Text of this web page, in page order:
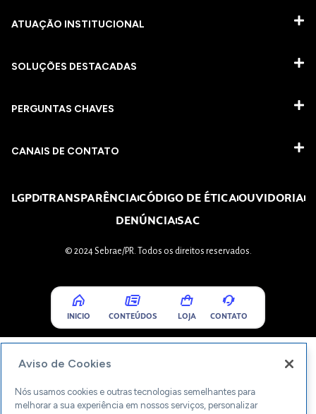
ATUAÇÃO INSTITUCIONAL
SOLUÇÕES DESTACADAS
PERGUNTAS CHAVES​
CANAIS DE CONTATO
LGPDTRANSPARÊNCIACÓDIGO DE ÉTICAOUVIDORIA
DENÚNCIASAC
© 2024 Sebrae/PR. Todos os direitos reservados.
INICIO CONTEÚDOS LOJA CONTATO
Aviso de Cookies
Nós usamos cookies e outras tecnologias semelhantes para
melhorar a sua experiência em nossos serviços, personalizar